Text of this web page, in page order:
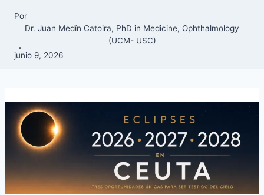
Por
Dr. Juan Medín Catoira, PhD in Medicine, Ophthalmology
(UCM- USC)
junio 9, 2026